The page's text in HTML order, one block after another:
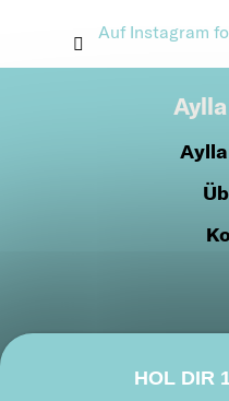
Auf Instagram
HOL DIR